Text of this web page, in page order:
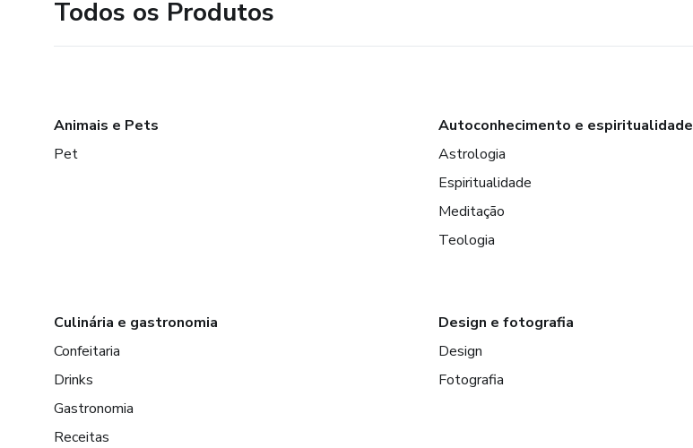
Todos os Produtos
Animais e Pets
Pet
Autoconhecimento e espiritualidade
Astrologia
Espiritualidade
Meditação
Teologia
Culinária e gastronomia
Confeitaria
Drinks
Gastronomia
Receitas
Design e fotografia
Design
Fotografia